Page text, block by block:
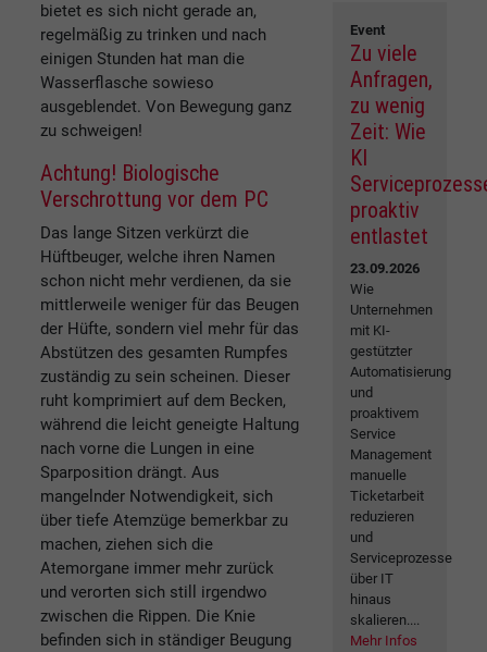
bietet es sich nicht gerade an,
regelmäßig zu trinken und nach
einigen Stunden hat man die
Wasserflasche sowieso
ausgeblendet. Von Bewegung ganz
zu schweigen!
Achtung! Biologische
Verschrottung vor dem PC
Das lange Sitzen verkürzt die
Hüftbeuger, welche ihren Namen
schon nicht mehr verdienen, da sie
mittlerweile weniger für das Beugen
der Hüfte, sondern viel mehr für das
Abstützen des gesamten Rumpfes
zuständig zu sein scheinen. Dieser
ruht komprimiert auf dem Becken,
während die leicht geneigte Haltung
nach vorne die Lungen in eine
Sparposition drängt. Aus
mangelnder Notwendigkeit, sich
über tiefe Atemzüge bemerkbar zu
machen, ziehen sich die
Atemorgane immer mehr zurück
und verorten sich still irgendwo
zwischen die Rippen. Die Knie
befinden sich in ständiger Beugung
Event
Zu viele
Anfragen,
zu wenig
Zeit: Wie
KI
proaktiv
entlastet
23.09.2026
Wie
Unternehmen
mit KI-
gestützter
Automatisierung
und
proaktivem
Service
Management
manuelle
Ticketarbeit
reduzieren
und
Serviceprozesse
über IT
hinaus
skalieren....
Mehr Infos